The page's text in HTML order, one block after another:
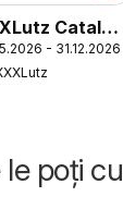
Catalog
- 31.12.2026
poți